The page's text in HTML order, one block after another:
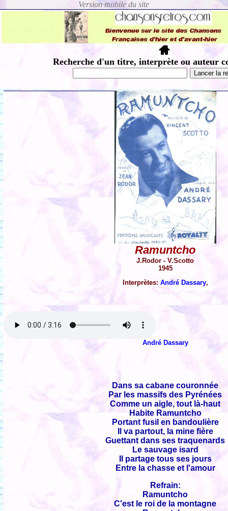
Recherche d'un titre, interprète ou auteur
Ramuntcho
J.Rodor - V.Scotto
1945
Interprètes: André Dassary,
André Dassary
Dans sa cabane couronnée
Par les massifs des Pyrénées
Comme un aigle, tout là-haut
Habite Ramuntcho
Portant fusil en bandoulière
Il va partout, la mine fière
Guettant dans ses traquenards
Le sauvage isard
Il partage tous ses jours
Entre la chasse et l'amour
Refrain:
Ramuntcho
C'est le roi de la montagne